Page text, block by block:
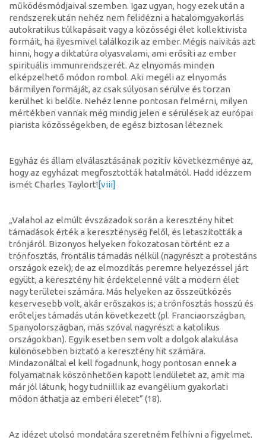
működésmódjaival szemben. Igaz ugyan, hogy ezek után a
rendszerek után nehéz nem felidézni a hatalomgyakorlás
autokratikus túlkapásait vagy a közösségi élet kollektivista
formáit, ha ilyesmivel találkozik az ember. Mégis naivitás azt
hinni, hogy a diktatúra olyasvalami, ami erősíti az ember
spirituális immunrendszerét. Az elnyomás minden
elképzelhető módon rombol. Aki megéli az elnyomás
bármilyen formáját, az csak súlyosan sérülve és torzan
kerülhet ki belőle. Nehéz lenne pontosan felmérni, milyen
mértékben vannak még mindig jelen e sérülések az európai
piarista közösségekben, de egész biztosan léteznek.
Egyház és állam elválasztásának pozitív következménye az,
hogy az egyházat megfosztották hatalmától. Hadd idézzem
ismét Charles Taylort! [viii]
„Valahol az elmúlt évszázadok során a keresztény hitet
támadások érték a kereszténység felől, és letaszították a
trónjáról. Bizonyos helyeken fokozatosan történt ez a
trónfosztás, frontális támadás nélkül (nagyrészt a protestáns
országok ezek); de az elmozdítás peremre helyezéssel járt
együtt, a keresztény hit érdektelenné vált a modern élet
nagy területei számára. Más helyeken az összeütközés
keservesebb volt, akár erőszakos is; a trónfosztás hosszú és
erőteljes támadás után következett (pl. Franciaországban,
Spanyolországban, más szóval nagyrészt a katolikus
országokban). Egyik esetben sem volt a dolgok alakulása
különösebben biztató a keresztény hit számára.
Mindazonáltal el kell fogadnunk, hogy pontosan ennek a
folyamatnak köszönhetően kapott lendületet az, amit ma
már jól látunk, hogy tudniillik az evangélium gyakorlati
módon áthatja az emberi életet” (18).
Az idézet utolsó mondatára szeretném felhívni a figyelmet.